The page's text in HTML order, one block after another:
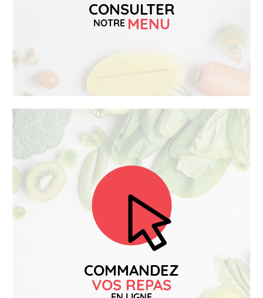
CONSULTER
NOTRE MENU
COMMANDEZ
VOS REPAS